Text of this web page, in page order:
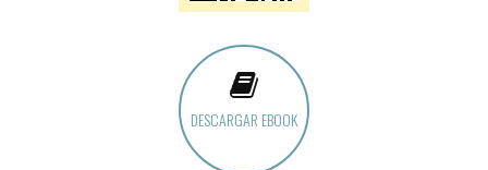
DESCARGAR EBOOK